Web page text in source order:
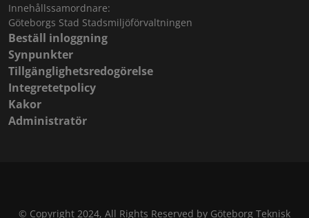
Innehållssamordnare:
Göteborgs Stad Stadsmiljöförvaltningen
Beställ inloggning
Synpunkter
Tillgänglighetsredogörelse
Integretetpolicy
Kakor
Administratör
© Copyright 2024, All Rights Reserved by Göteborg Teknisk